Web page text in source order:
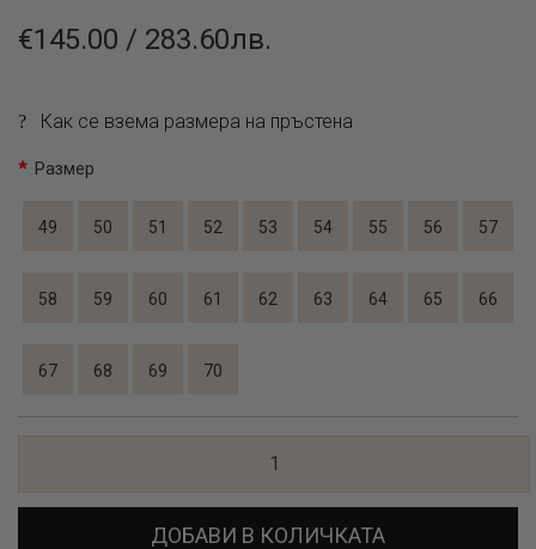
€145.00 / 283.60лв.
Как се взема размера на пръстена
Размер
49 50 51 52 53 54 55 56 57
58 59 60 61 62 63 64 65 66
67 68 69 70
ДОБАВИ В КОЛИЧКАТА